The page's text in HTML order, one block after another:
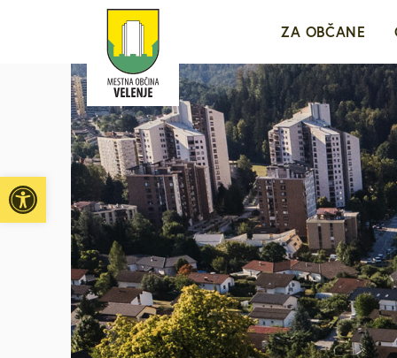
Open toolbar
ZA OBČANE
Sporočila za
e-VLOŽIŠČE
Javne objave
Brezplačni
Medobčinsko